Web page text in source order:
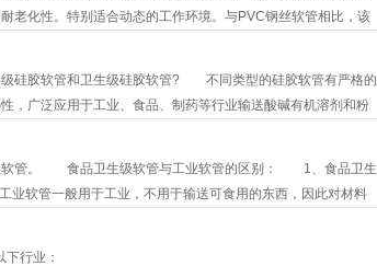
老化性。特别适合动态的工作环境。与PVC钢丝软管相比，该
通橡胶增强管、PE管、软硬PVC管及部分金属管。
硅胶软管和卫生级硅胶软管? 不同类型的硅胶软管有严格的
，广泛应用于工业、食品、制药等行业输送酸碱有机溶剂和粉
学惰性和耐老化性能的硅橡胶制成。可在超过200度的高温环
软管。 食品卫生级软管与工业软管的区别： 1、食品卫生
软管一般用于工业，不用于输送可食用的东西，因此对材料
远高于工业软管? 因为食品卫生级软管的生产非常严格，从
行业：